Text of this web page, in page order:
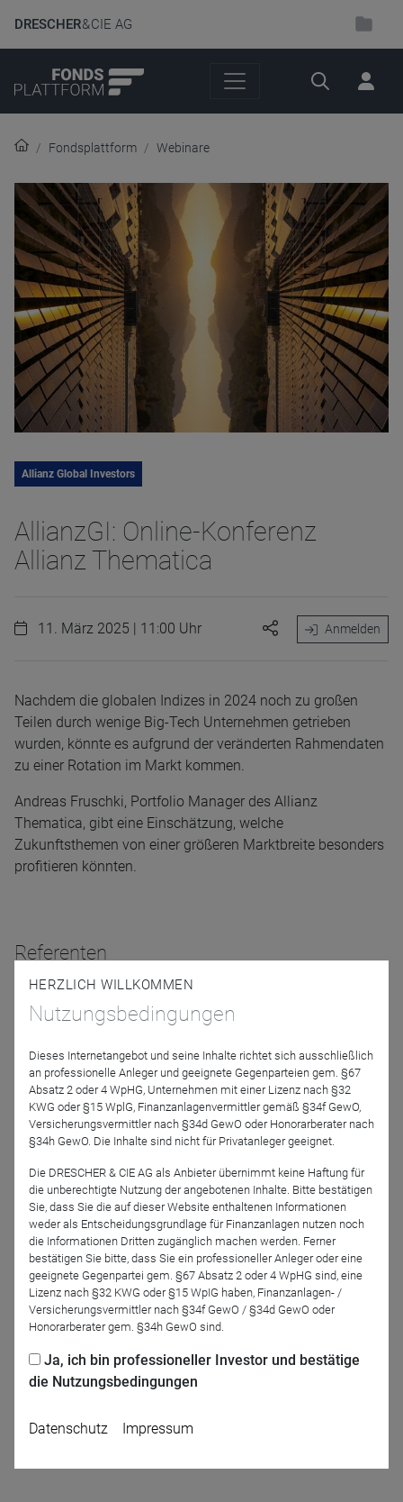
DRESCHER& CIE AG
Suche
Fondsplattform Webinare
Allianz Global Investors
AllianzGI: Online-Konferenz
Allianz Thematica
11. März 2025 | 11:00 Uhr Anmelden
Nachdem die globalen Indizes in 2024 noch zu großen
Teilen durch wenige Big-Tech Unternehmen getrieben
wurden, könnte es aufgrund der veränderten Rahmendaten
zu einer Rotation im Markt kommen.
Andreas Fruschki, Portfolio Manager des Allianz
Thematica, gibt eine Einschätzung, welche
Zukunftsthemen von einer größeren Marktbreite besonders
profitieren könnten.
Referenten
Andreas Fruschki
Allianz Global Investors
GmbH
Moderation
GmbH
HERZLICH WILLKOMMEN
Nutzungsbedingungen
Dieses Internetangebot und seine Inhalte richtet sich ausschließlich
an professionelle Anleger und geeignete Gegenparteien gem. §67
Absatz 2 oder 4 WpHG, Unternehmen mit einer Lizenz nach §32
KWG oder §15 WplG, Finanzanlagenvermittler gemäß §34f GewO,
Versicherungsvermittler nach §34d GewO oder Honorarberater nach
§34h GewO. Die Inhalte sind nicht für Privatanleger geeignet.
Die DRESCHER & CIE AG als Anbieter übernimmt keine Haftung für
die unberechtigte Nutzung der angebotenen Inhalte. Bitte bestätigen
Sie, dass Sie die auf dieser Website enthaltenen Informationen
weder als Entscheidungsgrundlage für Finanzanlagen nutzen noch
die Informationen Dritten zugänglich machen werden. Ferner
bestätigen Sie bitte, dass Sie ein professioneller Anleger oder eine
geeignete Gegenpartei gem. §67 Absatz 2 oder 4 WpHG sind, eine
Lizenz nach §32 KWG oder §15 WpIG haben, Finanzanlagen- /
Versicherungsvermittler nach §34f GewO / §34d GewO oder
Honorarberater gem. §34h GewO sind.
Ja, ich bin professioneller Investor und bestätige
die Nutzungsbedingungen
Datenschutz Impressum